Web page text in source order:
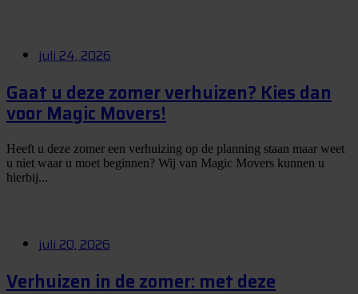
juli 24, 2026
Gaat u deze zomer verhuizen? Kies dan
voor Magic Movers!
Heeft u deze zomer een verhuizing op de planning staan maar weet
u niet waar u moet beginnen? Wij van Magic Movers kunnen u
hierbij...
juli 20, 2026
Verhuizen in de zomer: met deze